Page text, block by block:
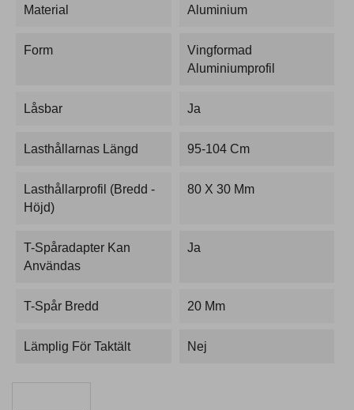
Material Aluminium
Form
Vingformad
Aluminiumprofil
Låsbar Ja
Lasthållarnas Längd 95-104 Cm
Lasthållarprofil (bredd -
Höjd)
80 X 30 Mm
T-Spåradapter Kan
Användas
Ja
T-Spår Bredd 20 Mm
Lämplig För Taktält Nej